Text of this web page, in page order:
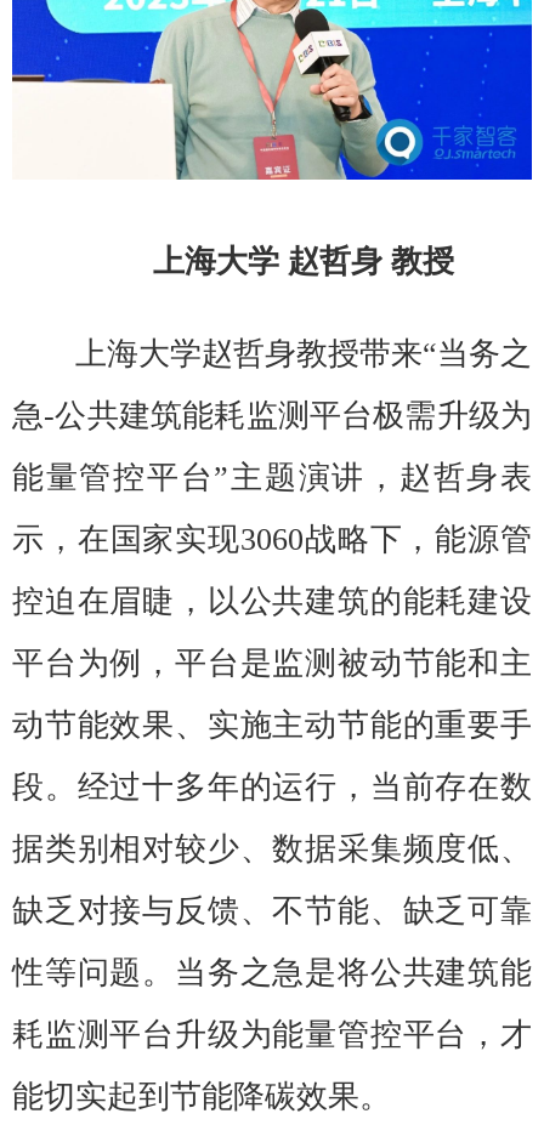
上海大学 赵哲身 教授
上海大学赵哲身教授带来“当务之
急-公共建筑能耗监测平台极需升级为
能量管控平台”主题演讲，赵哲身表
示，在国家实现3060战略下，能源管
控迫在眉睫，以公共建筑的能耗建设
平台为例，平台是监测被动节能和主
动节能效果、实施主动节能的重要手
段。经过十多年的运行，当前存在数
据类别相对较少、数据采集频度低、
缺乏对接与反馈、不节能、缺乏可靠
性等问题。当务之急是将公共建筑能
耗监测平台升级为能量管控平台，才
能切实起到节能降碳效果。